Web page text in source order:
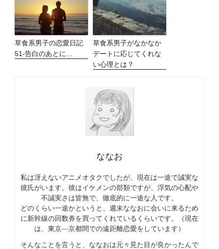
草食系男子の恋愛日記
51-告白のあとに…
草食系男子がなかなか
デートに応じてくれな
い心理とは？
ななお
私は冴えないアニメオタクでしたが、現在は一途で誠実な
彼氏がいます。彼はイケメンの部類ですが、浮気の心配や
不誠実さは皆無で、徹底的に一途な人です。
どのくらい一途かというと、週末ななおに会いに来るため
に新幹線の回数券を買ってくれているくらいです。（現在
は、東京―京都間での遠距離恋愛をしています）
そんなことを言うと、ななおは元々見た目が良かったんで